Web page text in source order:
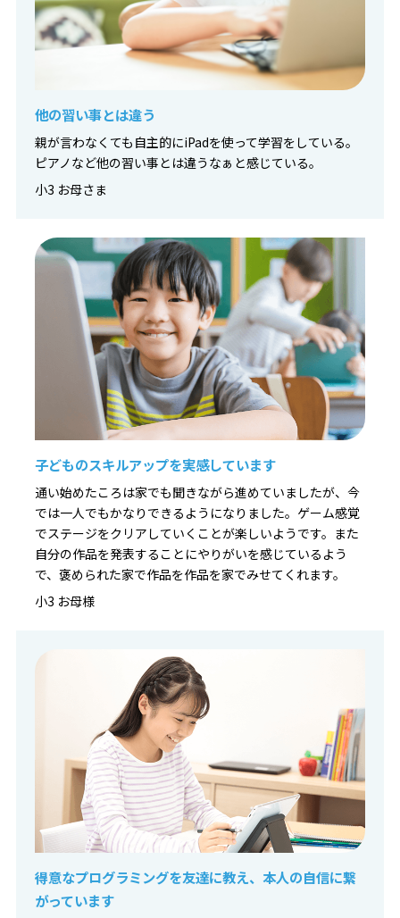
他の習い事とは違う
親が言わなくても自主的にiPadを使って学習をしている。
ピアノなど他の習い事とは違うなぁと感じている。
小3 お母さま
子どものスキルアップを実感しています
通い始めたころは家でも聞きながら進めていましたが、今
では一人でもかなりできるようになりました。ゲーム感覚
でステージをクリアしていくことが楽しいようです。また
自分の作品を発表することにやりがいを感じているよう
で、褒められた家で作品を作品を家でみせてくれます。
小3 お母様
得意なプログラミングを友達に教え、本人の自信に繋
がっています